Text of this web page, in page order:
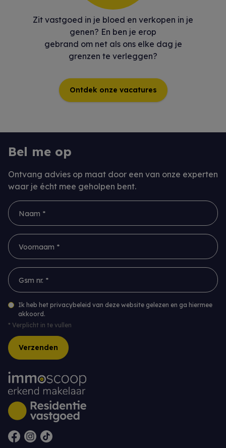
Zit vastgoed in je bloed en verkopen in je
genen? En ben je erop
gebrand om net als ons elke dag je
grenzen te verleggen?
Ontdek onze vacatures
Bel me op
Ontvang advies op maat door een van onze experten
waar je écht mee geholpen bent.
Naam *
Voornaam *
Gsm nr. *
Ik heb het privacybeleid van deze website gelezen en ga hiermee
akkoord.
* Verplicht in te vullen
Verzenden